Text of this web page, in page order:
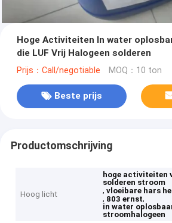
Hoge Activiteiten In water
die LUF Vrij Halogeen solderen
Prijs：Call/negotiable MOQ：10 ton
Beste prijs
Productomschrijving
Hoog licht
hoge activiteiten
solderen stroom
,vloeibare hars
, 803 ernst,
in water
stroomhalogeen